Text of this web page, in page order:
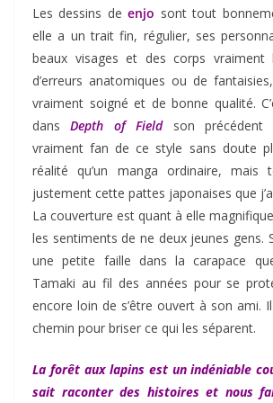
Les dessins de enjo sont tout
elle a un trait fin, régulier, ses
beaux visages et des corps vraiment
d’erreurs anatomiques ou de
vraiment soigné et de bonne qualité.
dansDepth of Field
son précédent
vraiment fan de ce style sans doute
réalité qu’un manga ordinaire, mais
justement cette pattes japonaises que
La couverture est quant à elle
les sentiments de ne deux jeunes gens.
une petite faille dans la carapace
Tamaki au fil des années pour se
encore loin de s’être ouvert à son ami.
chemin pour briser ce qui les séparent.
La forêt aux lapins est un indéniable
sait raconter des histoires et nous